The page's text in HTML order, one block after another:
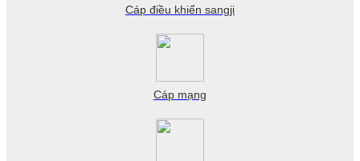
Cáp điều khiển sangji
Cáp mạng